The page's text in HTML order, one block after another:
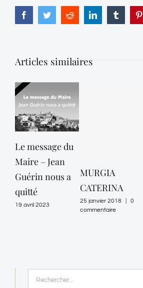
FacebookTwitterReddit LinkedIn Tumblr
Articles similaires
Le message du
Maire – Jean
Guérin nous a
quitté
19 avril 2023
MURGIA
CATERINA
25 janvier 2018
0
commentaire